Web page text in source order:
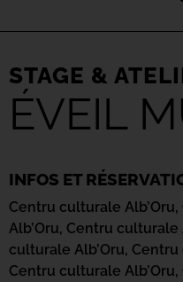
STAGE &
ÉVEIL
INFOS ET
Centru culturale Alb’Oru,
Alb’Oru, Centru culturale
culturale Alb’Oru, Centru
Centru culturale Alb’Oru,